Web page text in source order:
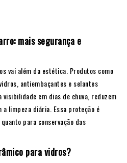
mais segurança e
vai além da estética. Produtos como
antiembaçantes e selantes
em dias de chuva, reduzem
limpeza diária. Essa proteção é
para conservação das
para vidros?